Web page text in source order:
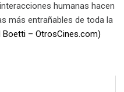
humanas hacen
más entrañables de toda la
Boetti – OtrosCines.com)